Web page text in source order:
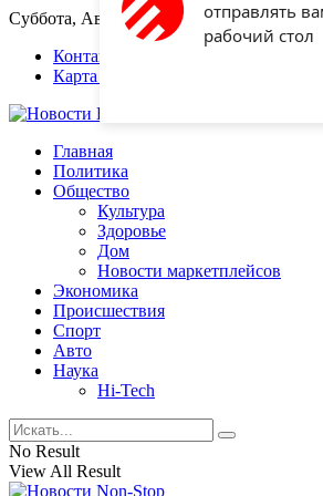
Разрешите
Суббота, Август 8, 2026
Контакты
Карта сайта
Главная
Политика
Общество
Культура
Здоровье
Дом
Новости маркетплейсов
Экономика
Происшествия
Спорт
Авто
Наука
Hi-Tech
No Result
View All Result